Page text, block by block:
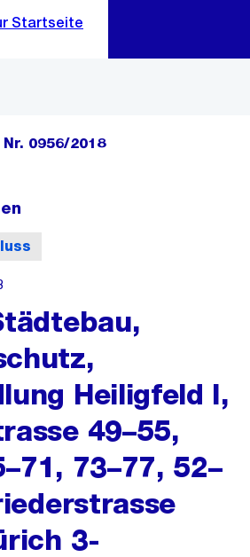
ein
Nr. 0956/2018
Heiligfeld I,
49–55,
73–77, 52–
3-